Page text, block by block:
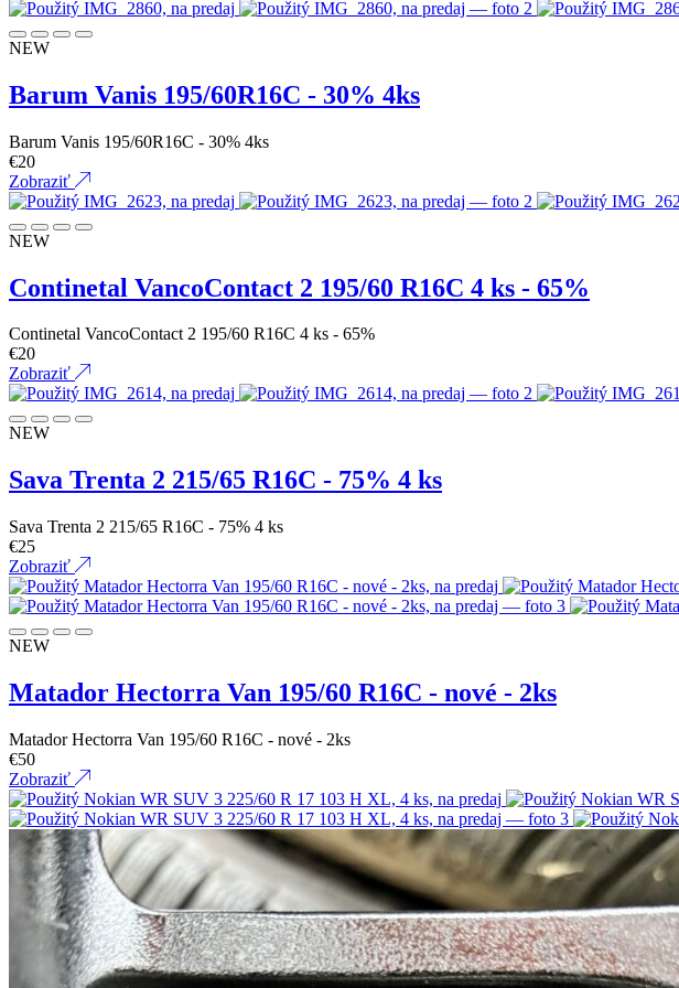
NEW
Barum Vanis 195/60R16C - 30% 4ks
Barum Vanis 195/60R16C - 30% 4ks
€20
Zobraziť
NEW
Continetal VancoContact 2 195/60 R16C 4 ks - 65%
Continetal VancoContact 2 195/60 R16C 4 ks - 65%
€20
Zobraziť
NEW
Sava Trenta 2 215/65 R16C - 75% 4 ks
Sava Trenta 2 215/65 R16C - 75% 4 ks
€25
Zobraziť
NEW
Matador Hectorra Van 195/60 R16C - nové - 2ks
Matador Hectorra Van 195/60 R16C - nové - 2ks
€50
Zobraziť